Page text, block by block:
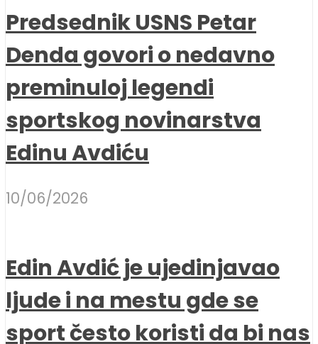
Predsednik USNS Petar
Denda govori o nedavno
preminuloj legendi
sportskog novinarstva
Edinu Avdiću
10/06/2026
Edin Avdić je ujedinjavao
ljude i na mestu gde se
sport često koristi da bi nas